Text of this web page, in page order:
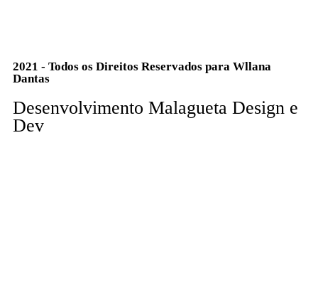
2021 - Todos os Direitos Reservados para Wllana
Dantas
Desenvolvimento Malagueta Design e
Dev